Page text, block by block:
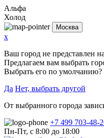
Альфа
Холод
Москва
x
Ваш город не представлен
Предлагаем вам выбрать
Выбрать его по умолчанию?
Да Нет, выбрать другой
От выбранного города
+7 499 703-48-
Пн-Пт, с 8:00 до 18:00